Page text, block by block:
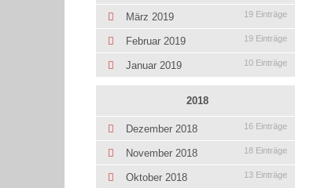
März 2019 19 Einträge
Februar 2019 19 Einträge
Januar 2019 10 Einträge
2018
Dezember 2018 16 Einträge
November 2018 18 Einträge
Oktober 2018 13 Einträge